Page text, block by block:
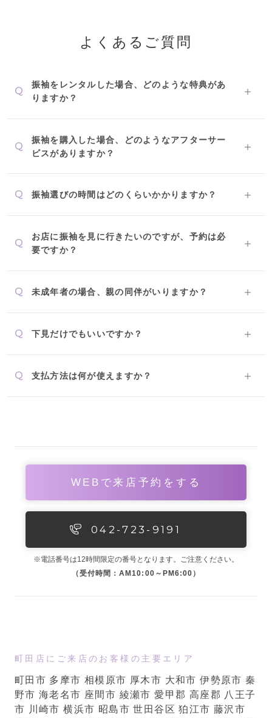
20万円～26万円未満
イエベ秋におすすめ
特選技法
オリジナルブランド
よくあるご質問
Q
振袖をレンタルした場合、どのような特典があ
りますか？
Q
振袖を購入した場合、どのようなアフターサー
ビスがありますか？
Q 振袖選びの時間はどのくらいかかりますか？
Q
お店に振袖を見に行きたいのですが、予約は必
要ですか？
Q 未成年者の場合、親の同伴がいりますか？
Q 下見だけでもいいですか？
Q 支払方法は何が使えますか？
042-723-9191
※電話番号は12時間限定の番号となります。ご注意ください。
（受付時間：AM10:00～PM6:00）
WEBで来店予約をする
町田店にご来店のお客様の主要エリア
町田市 多摩市 相模原市 厚木市 大和市 伊勢原市 秦
野市 海老名市 座間市 綾瀬市 愛甲郡 高座郡 八王子
市 川崎市 横浜市 昭島市 世田谷区 狛江市 藤沢市